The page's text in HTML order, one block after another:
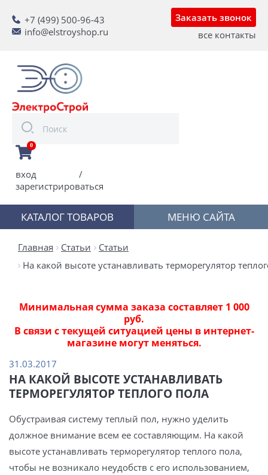
+7 (499) 500-96-43
info@elstroyshop.ru
Заказать звонок
все контакты
0
вход
/
зарегистрироваться
КАТАЛОГ ТОВАРОВ МЕНЮ САЙТА
Главная Статьи
Статьи
На какой высоте устанавливать терморегулятор
Минимальная сумма заказа составляет 1 000
руб.
В связи с текущей ситуацией цены в интернет-
магазине могут меняться.
31.03.2017
НА КАКОЙ ВЫСОТЕ УСТАНАВЛИВАТЬ
ТЕРМОРЕГУЛЯТОР ТЕПЛОГО ПОЛА
Обустраивая систему теплый пол, нужно уделить
должное внимание всем ее составляющим. На какой
высоте устанавливать терморегулятор теплого пола,
чтобы не возникало неудобств с его использованием,